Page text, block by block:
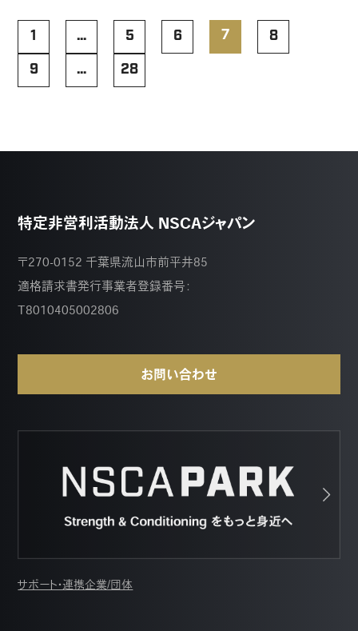
1 … 5 6 7 8
9 … 28
特定非営利活動法人 NSCAジャパン
〒270-0152 千葉県流山市前平井85
適格請求書発行事業者登録番号：
T8010405002806
お問い合わせ
サポート・連携企業/団体